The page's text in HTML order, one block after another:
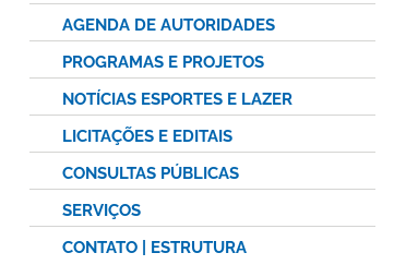
AGENDA DE AUTORIDADES
PROGRAMAS E PROJETOS
NOTÍCIAS ESPORTES E LAZER
LICITAÇÕES E EDITAIS
CONSULTAS PÚBLICAS
SERVIÇOS
CONTATO | ESTRUTURA